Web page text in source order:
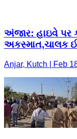
અંજાર: હાઇવે પર
અકસ્માત,ચાલક
Anjar, Kutch | Feb